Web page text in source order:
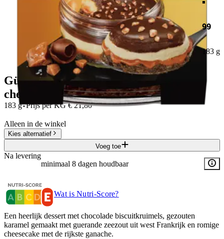
99
183 g
Gü Chocolate & salted caramel
cheesecake
183 g·Prijs per KG€21,80
Alleen in de winkel
Kies alternatief
Voeg toe
Na levering
minimaal 8 dagen houdbaar
Wat is Nutri-Score?
Een heerlijk dessert met chocolade biscuitkruimels, gezouten
karamel gemaakt met guerande zeezout uit west Frankrijk en romige
cheesecake met de rijkste ganache.